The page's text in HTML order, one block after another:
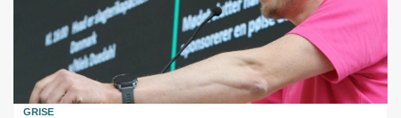
GRISE